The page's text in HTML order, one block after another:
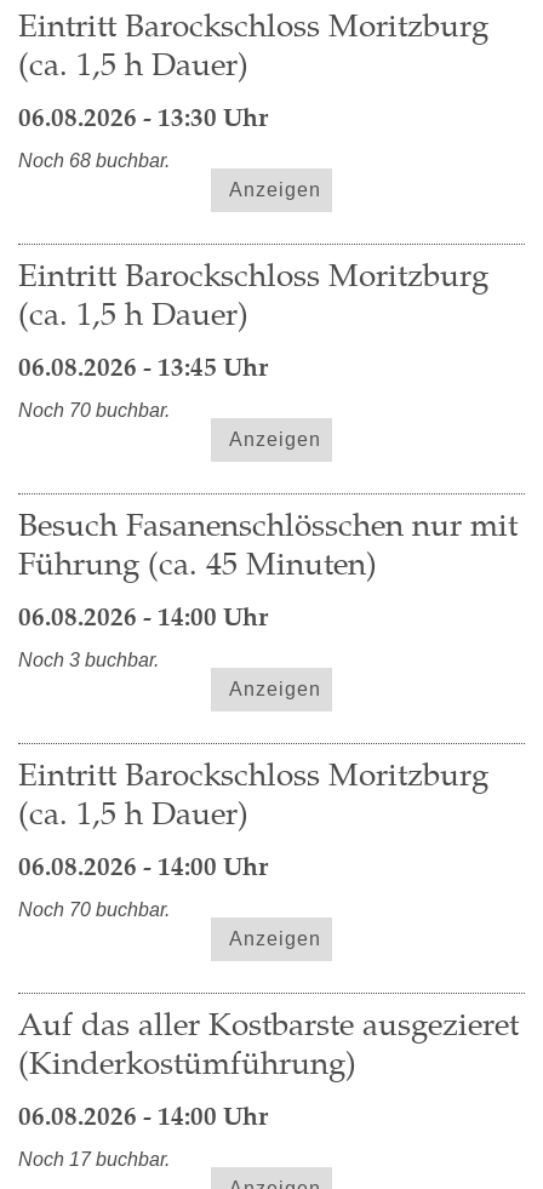
Eintritt Barockschloss Moritzburg
(ca. 1,5 h Dauer)
06.08.2026 - 13:30 Uhr
Noch 68 buchbar.
Anzeigen
Eintritt Barockschloss Moritzburg
(ca. 1,5 h Dauer)
06.08.2026 - 13:45 Uhr
Noch 70 buchbar.
Anzeigen
Besuch Fasanenschlösschen nur mit
Führung (ca. 45 Minuten)
06.08.2026 - 14:00 Uhr
Noch 3 buchbar.
Anzeigen
Eintritt Barockschloss Moritzburg
(ca. 1,5 h Dauer)
06.08.2026 - 14:00 Uhr
Noch 70 buchbar.
Anzeigen
Auf das aller Kostbarste ausgezieret
(Kinderkostümführung)
06.08.2026 - 14:00 Uhr
Noch 17 buchbar.